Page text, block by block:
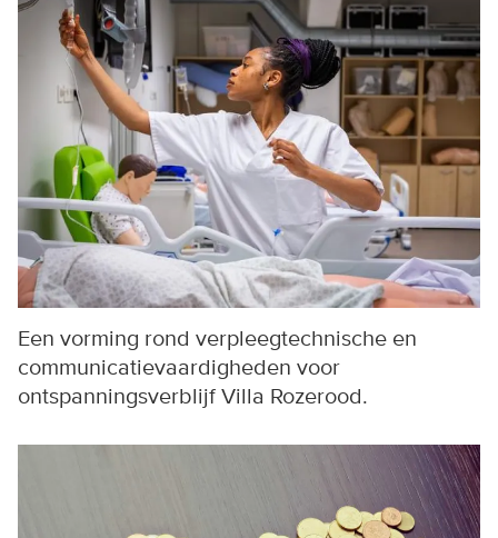
Een vorming rond verpleegtechnische en
communicatievaardigheden voor
ontspanningsverblijf Villa Rozerood.